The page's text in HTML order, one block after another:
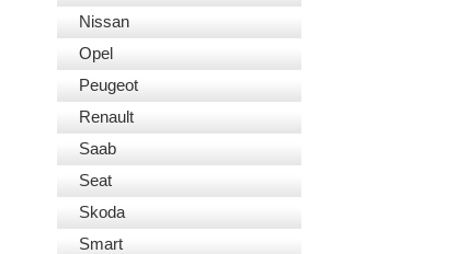
Nissan
Opel
Peugeot
Renault
Saab
Seat
Skoda
Smart